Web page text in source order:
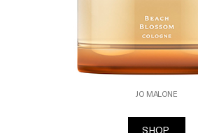
JO MALONE
SHOP